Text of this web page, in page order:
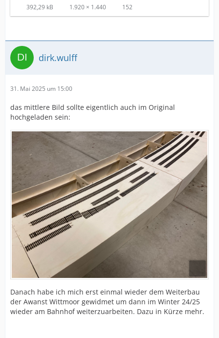
392,29 kB 1.920 × 1.440 152
dirk.wulff
31. Mai 2025 um 15:00
das mittlere Bild sollte eigentlich auch im Original
hochgeladen sein:
Danach habe ich mich erst einmal wieder dem Weiterbau
der Awanst Wittmoor gewidmet um dann im Winter 24/25
wieder am Bahnhof weiterzuarbeiten. Dazu in Kürze mehr.